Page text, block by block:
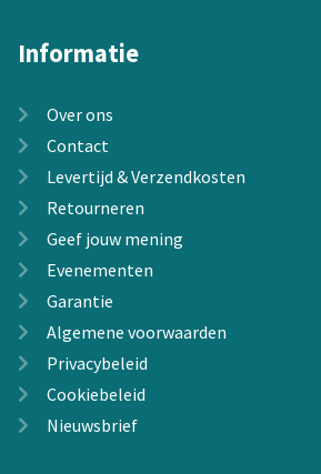
Informatie
Over ons
Contact
Levertijd & Verzendkosten
Retourneren
Geef jouw mening
Evenementen
Garantie
Algemene voorwaarden
Privacybeleid
Cookiebeleid
Nieuwsbrief